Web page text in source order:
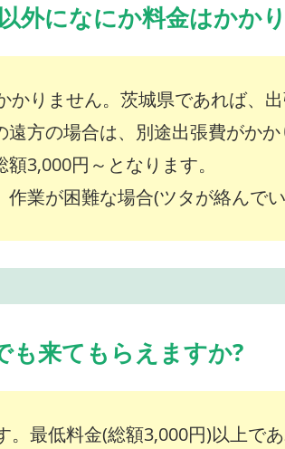
外になにか料金はかか
かりません。茨城県であれば、
遠方の場合は、別途出張費がかか
3,000円～となります。
作業が困難な場合(ツタが絡んで
も来てもらえますか?
。最低料金(総額3,000円)以上で